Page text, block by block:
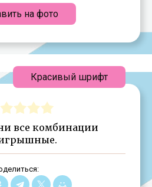
на фото
все комбинации
Красивый шрифт